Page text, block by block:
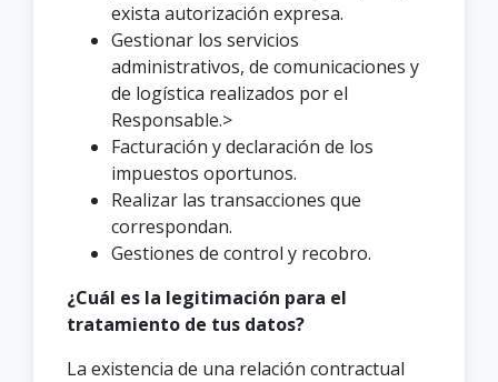
exista autorización expresa.
Gestionar los servicios
administrativos, de comunicaciones y
de logística realizados por el
Responsable.>
Facturación y declaración de los
impuestos oportunos.
Realizar las transacciones que
correspondan.
Gestiones de control y recobro.
¿Cuál es la legitimación para el
tratamiento de tus datos?
La existencia de una relación contractual